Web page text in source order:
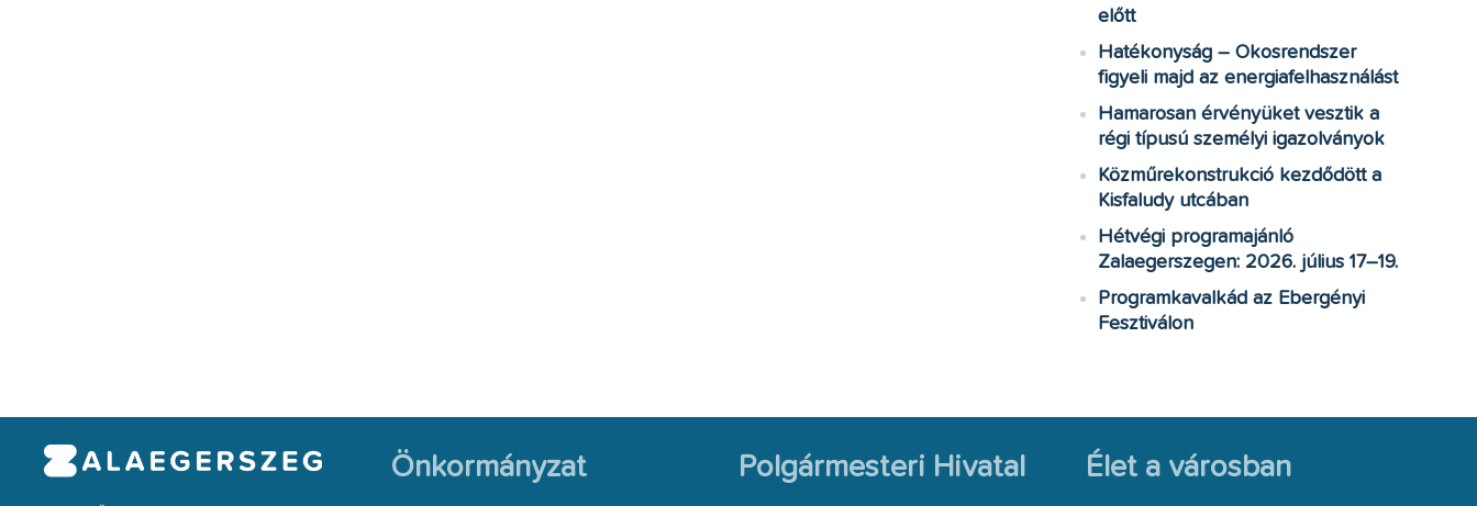
előtt
Hatékonyság – Okosrendszer
figyeli majd az energiafelhasználást
Hamarosan érvényüket vesztik a
régi típusú személyi igazolványok
Közműrekonstrukció kezdődött a
Kisfaludy utcában
Hétvégi programajánló
Zalaegerszegen: 2026. július 17–19.
Programkavalkád az Ebergényi
Fesztiválon
Önkormányzat Polgármesteri Hivatal Élet a városban